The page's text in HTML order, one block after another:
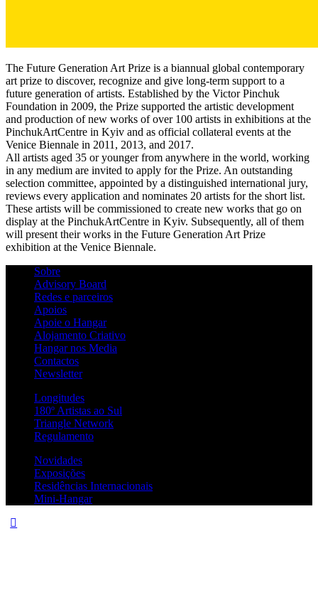
The Future Generation Art Prize is a biannual global contemporary
art prize to discover, recognize and give long-term support to a
future generation of artists. Established by the Victor Pinchuk
Foundation in 2009, the Prize supported the artistic development
and production of new works of over 100 artists in exhibitions at the
PinchukArtCentre in Kyiv and as official collateral events at the
Venice Biennale in 2011, 2013, and 2017.
All artists aged 35 or younger from anywhere in the world, working
in any medium are invited to apply for the Prize. An outstanding
selection committee, appointed by a distinguished international jury,
reviews every application and nominates 20 artists for the short list.
These artists will be commissioned to create new works that go on
display at the PinchukArtCentre in Kyiv. Subsequently, all of them
will present their works in the Future Generation Art Prize
exhibition at the Venice Biennale.
Sobre
Advisory Board
Redes e parceiros
Apoios
Apoie o Hangar
Alojamento Criativo
Hangar nos Media
Contactos
Newsletter
Longitudes
180º Artistas ao Sul
Triangle Network
Regulamento
Novidades
Exposições
Residências Internacionais
Mini-Hangar